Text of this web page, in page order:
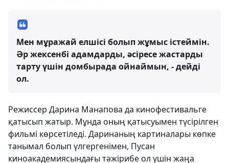
Мен мұражай елшісі болып жұмыс істеймін.
Әр жексенбі адамдарды, әсіресе жастарды
тарту үшін домбырада ойнаймын, - дейді
ол.
Режиссер Дарина Манапова да кинофестивальге
қатысып жатыр. Мұнда оның қатысуымен түсірілген
фильмі көрсетіледі. Даринаның картиналары көпке
танымал болып үлгергенімен, Пусан
киноакадемиясындағы тәжірибе ол үшін жаңа